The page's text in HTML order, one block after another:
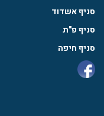
סניף אשדוד
סניף פ"ת
סניף חיפה